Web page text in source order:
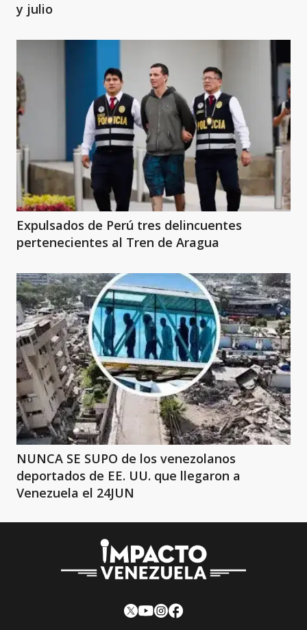
y julio
Expulsados de Perú tres delincuentes
pertenecientes al Tren de Aragua
NUNCA SE SUPO de los venezolanos
deportados de EE. UU. que llegaron a
Venezuela el 24JUN